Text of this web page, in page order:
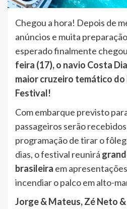
Chegou a hora! Depois de
anúncios e muita
esperado finalmente
feira (17), o navio Costa
maior cruzeiro temático
Festival!
Com embarque previsto
passageiros serão
programação de tirar o
dias, o festival reunirá
brasileira em
incendiar o palco em alto-
Jorge & Mateus, Zé Neto